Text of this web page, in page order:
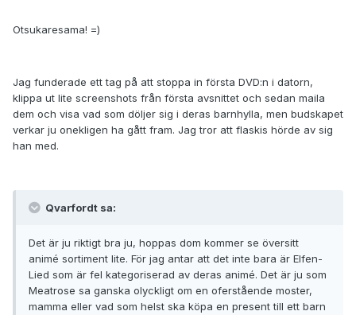
Otsukaresama! =)
Jag funderade ett tag på att stoppa in första DVD:n i datorn,
klippa ut lite screenshots från första avsnittet och sedan maila
dem och visa vad som döljer sig i deras barnhylla, men budskapet
verkar ju onekligen ha gått fram. Jag tror att flaskis hörde av sig
han med.
Qvarfordt sa:
Det är ju riktigt bra ju, hoppas dom kommer se översitt
animé sortiment lite. För jag antar att det inte bara är Elfen-
Lied som är fel kategoriserad av deras animé. Det är ju som
Meatrose sa ganska olyckligt om en oferstående moster,
mamma eller vad som helst ska köpa en present till ett barn